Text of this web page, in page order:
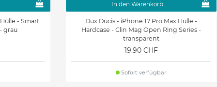
- Smart
grau
In den Warenkorb
Dux Ducis - iPhone 17 Pro Max Hülle -
Hardcase - Clin Mag Open Ring Series -
transparent
19.90 CHF
Sofort verfügbar